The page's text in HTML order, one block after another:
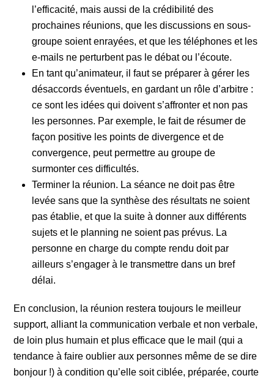
l’efficacité, mais aussi de la crédibilité des
prochaines réunions, que les discussions en sous-
groupe soient enrayées, et que les téléphones et les
e-mails ne perturbent pas le débat ou l’écoute.
En tant qu’animateur, il faut se préparer à gérer les
désaccords éventuels, en gardant un rôle d’arbitre :
ce sont les idées qui doivent s’affronter et non pas
les personnes. Par exemple, le fait de résumer de
façon positive les points de divergence et de
convergence, peut permettre au groupe de
surmonter ces difficultés.
Terminer la réunion. La séance ne doit pas être
levée sans que la synthèse des résultats ne soient
pas établie, et que la suite à donner aux différents
sujets et le planning ne soient pas prévus. La
personne en charge du compte rendu doit par
ailleurs s’engager à le transmettre dans un bref
délai.
En conclusion, la réunion restera toujours le meilleur
support, alliant la communication verbale et non verbale,
de loin plus humain et plus efficace que le mail (qui a
tendance à faire oublier aux personnes même de se dire
bonjour !) à condition qu’elle soit ciblée, préparée, courte